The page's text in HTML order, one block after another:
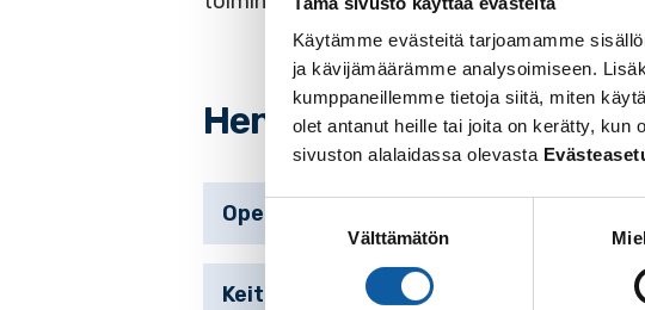
Käytämme evästeitä tarjoamamme
ja kävijämäärämme analysoimiseen.
kumppaneillemme tietoja siitä, miten
olet antanut heille tai joita on kerätty, kun
sivuston alalaidassa olevasta
Välttämätön
Henkilökunta
Opettajat
Keittiö